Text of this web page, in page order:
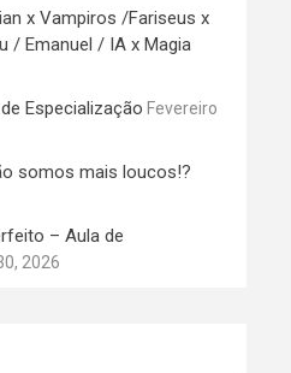
x Vampiros /Fariseus x
/ Emanuel / IA x Magia
Especialização Fevereiro
somos mais loucos!?
– Aula de
2026